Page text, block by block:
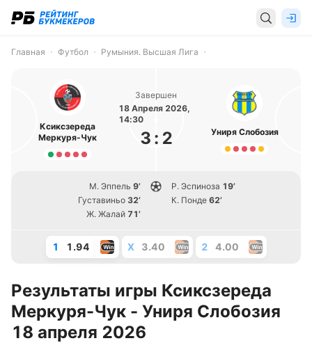
Главная Футбол Румыния. Высшая Лига
Ксиксзереда
Меркуря-Чук
Завершен
18 Апреля 2026,
14:30
3 : 2 Униря Слобозия
М. Эппель 9’
Густавиньо 32’
Ж. Жалай 71’
Р. Эспиноза 19’
К. Понде 62’
1 1.94 X 3.40 2 4.00
Результаты игры Ксиксзереда
Меркуря-Чук - Униря Слобозия
18 апреля 2026